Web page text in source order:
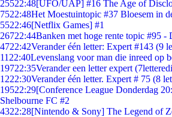
25522:48[UFO/UAP] #16 The Age of
7522:48Het Moestuintopic #37 Bloesem in
5522:46[Netflix Games] #1
26722:44Banken met hoge rente topic #95 -
4722:42Verander één letter: Expert #143 (9
11 22:40Levenslang voor man die inreed op
19722:35Verander een letter expert
1222:30Verander één letter. Expert # 75 (8
19522:29[Conference League Donderdag
Shelbourne FC #2
4322:28[Nintendo & Sony] The Legend of